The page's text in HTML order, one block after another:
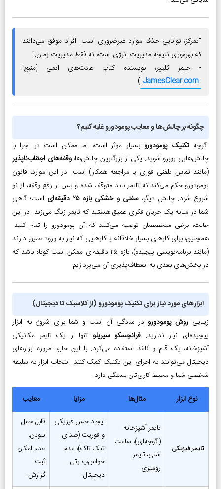
"تمرکز، توانایی حذف موارد غیرضروری است. افراد موفق می‌دانند
که بهره‌وری نتیجه مدیریت انرژی است، نه فقط مدیریت زمان."
- جیمز کلییر، نویسنده کتاب عادت‌های اتمی (منبع:
JamesClear.com
)
چگونه بر چالش‌ها و معایب پومودورو غلبه کنیم؟
اگرچهتکنیک پومودوروبسیار موثر است، اما ممکن است در اجرا با
چالش‌هایی روبرو شوید. یکی از بزرگترین چالش‌ها،وقفه‌های اجتناب‌ناپذیر
(مانند تماس تلفنی فوری یا مراجعه همکار) است. در این موارد، قانون
پومودورو حکم می‌کند که تایمر باید متوقف شده و پس از رفع وقفه، از نو
شروع شود. چالش دیگر،سفتی و خشکی بازه ۲۵ دقیقه‌ای
است؛ گاهی
شما در میانه یک جریان فکری عمیق هستید که تایمر زنگ می‌زند. در این
حالت، برخی متخصصان توصیه می‌کنند که آن پومودورو را تمام کنید.
همچنین، برای کارهای بسیار خلاقانه یا کارهایی که نیاز به ورود عمیق دارند
(مانند برنامه‌نویسی پیچیده)، بازه ۲۵ دقیقه‌ای ممکن است کوتاه باشد که
در بخش‌های بعدی به انعطاف‌پذیری آن می‌پردازیم.
ابزارهای مورد نیاز برای تکنیک پومودورو (از کلاسیک تا دیجیتال)
زیبایی روش پومودورو در سادگی آن است و شما برای شروع به ابزار
پیچیده‌ای نیاز ندارید. فرانچسکو سیریلو تنها از یک تایمر مکانیکی
آشپزخانه، یک قلم و کاغذ استفاده می‌کرد. با این حال، امروزه ابزارهای
دیجیتال می‌توانند به اجرای این تکنیک کمک کنند. انتخاب ابزار به سلیقه
شخصی شما و محیط کاری‌تان بستگی دارد.
نوع ابزار
مثال‌ها مزایا معایب
تایمر فیزیکی
تایمر آشپزخانه
(گوجه‌ای)، ساعت
شنی، تایمر
رومیزی
ایجاد حس فیزیکی
و فوریت (صدای
تیک تاک)، عدم
حواس‌پ رتی
دیجیتال.
قابل حمل
نبودن،
عدم امکان
ثبت
گزارش.